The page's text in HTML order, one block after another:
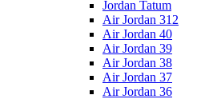
Jordan Tatum
Air Jordan 312
Air Jordan 40
Air Jordan 39
Air Jordan 38
Air Jordan 37
Air Jordan 36